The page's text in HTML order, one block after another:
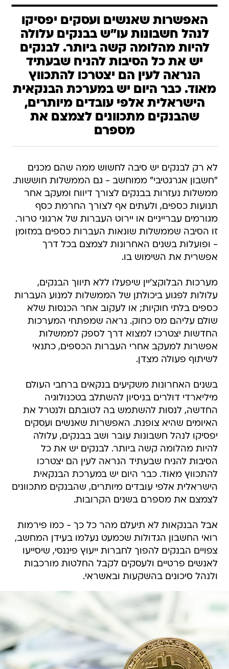
האפשרות שאנשים ועסקים יפסיקו
לנהל חשבונות עו"ש בבנקים עלולה
להיות מהלומה קשה ביותר. לבנקים
יש את כל הסיבות להניח שבעתיד
הנראה לעין הם יצטרכו להתכווץ
מאוד. כבר היום יש במערכת הבנקאית
הישראלית אלפי עובדים מיותרים,
שהבנקים מתכוונים לצמצם את
מספרם
לא רק לבנקים יש סיבה לחשוש ממה שהם מכנים
"חשבון אגרגטיבי" ממוחשב - גם הממשלות חוששות.
ממשלות נעזרות בבנקים לצורך דיווח ומעקב אחר
תנועות כספים, ולעתים אף לצורך החרמת כסף
מגורמים עברייניים או יירוט העברות של ארגוני טרור.
זו הסיבה שממשלות שונאות העברות כספים במזומן
- ופועלות בשנים האחרונות לצמצם בכל דרך
אפשרית את השימוש בו.
מערכות הבלוקצ'יין שיפעלו ללא תיווך הבנקים,
עלולות לפגוע ביכולתן של הממשלות למנוע העברות
כספים בלתי חוקיות; או לעקוב אחר הכנסות שלא
שולם עליהם מס כחוק. נראה שמפתחי המערכות
החדשות יצטרכו למצוא דרך לספק לממשלות
אפשרות למעקב אחרי העברות הכספים, כתנאי
לשיתוף פעולה מצדן.
בשנים האחרונות משקיעים בנקאים ברחבי העולם
מיליארדי דולרים בניסיון להשתלב בטכנולוגיה
החדשה, לנסות להשתמש בה לטובתם ולנטרל את
האיומים שהיא צופנת. האפשרות שאנשים ועסקים
יפסיקו לנהל חשבונות עובר ושב בבנקים, עלולה
להיות מהלומה קשה ביותר. לבנקים יש את כל
הסיבות להניח שבעתיד הנראה לעין הם יצטרכו
להתכווץ מאוד. כבר היום יש במערכת הבנקאית
הישראלית אלפי עובדים מיותרים, שהבנקים מתכוונים
לצמצם את מספרם בשנים הקרובות.
אבל הבנקאות לא תיעלם מהר כל כך - כמו פירמות
רואי החשבון הגדולות שכמעט נעלמו בעידן המחשב,
צפויים הבנקים להפוך לחברות ייעוץ פיננסי, שיסייעו
לאנשים פרטיים ולעסקים לקבל החלטות מורכבות
ולנהל סיכונים בהשקעות ובאשראי.